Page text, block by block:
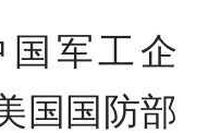
国军工企
国国防部